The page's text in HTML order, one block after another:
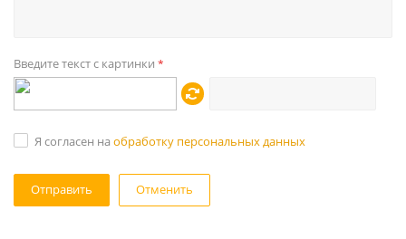
Введите текст с картинки *
Я согласен на обработку персональных данных
Отменить